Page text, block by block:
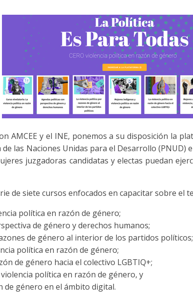
AMCEE y el INE, ponemos a su disposición la
las Naciones Unidas para el Desarrollo (PNUD)
juzgadoras candidatas y electas puedan
de siete cursos enfocados en capacitar sobre el
política en razón de género;
de género y derechos humanos;
de género al interior de los partidos políticos;
política en razón de género;
de género hacia el colectivo LGBTIQ+;
política en razón de género, y
de género en el ámbito digital.